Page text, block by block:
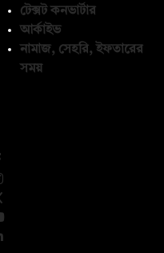
টেক্সট কনভার্টার
আর্কাইভ
নামাজ, সেহরি, ইফতারের
সময়